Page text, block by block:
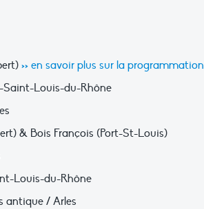
>> en savoir plus sur la programmation
Saint-Louis-du-Rhône
& Bois François (Port-St-Louis)
Louis-du-Rhône
antique / Arles